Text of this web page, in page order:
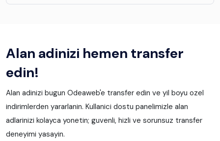
Alan adinizi hemen transfer
edin!
Alan adinizi bugun Odeaweb'e transfer edin ve yil boyu ozel
indirimlerden yararlanin. Kullanici dostu panelimizle alan
adlarinizi kolayca yonetin; guvenli, hizli ve sorunsuz transfer
deneyimi yasayin.